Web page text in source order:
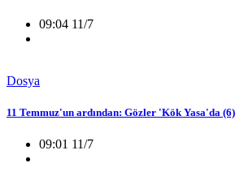
09:04 11/7
Dosya
11 Temmuz'un ardından: Gözler 'Kök Yasa'da (6)
09:01 11/7